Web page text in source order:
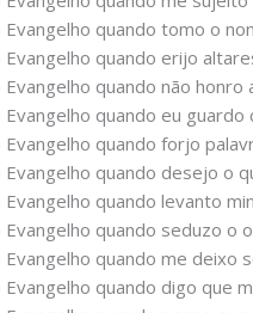
quando tomo o
Evangelho quando erijo
quando não honro
quando eu
quando forjo
Evangelho quando desejo o
quando levanto
quando seduzo o
Evangelho quando me deixo
quando digo que